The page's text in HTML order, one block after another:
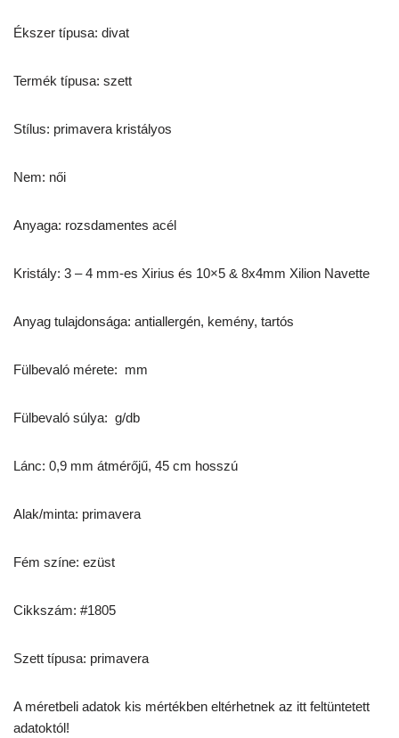
Ékszer típusa: divat
Termék típusa: szett
Stílus: primavera kristályos
Nem: női
Anyaga: rozsdamentes acél
Kristály: 3 – 4 mm-es Xirius és 10×5 & 8x4mm Xilion Navette
Anyag tulajdonsága: antiallergén, kemény, tartós
Fülbevaló mérete: mm
Fülbevaló súlya: g/db
Lánc: 0,9 mm átmérőjű, 45 cm hosszú
Alak/minta: primavera
Fém színe: ezüst
Cikkszám: #1805
Szett típusa: primavera
A méretbeli adatok kis mértékben eltérhetnek az itt feltüntetett
adatoktól!